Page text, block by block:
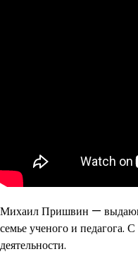
Михаил Пришвин —
семье ученого и педагога.
деятельности.